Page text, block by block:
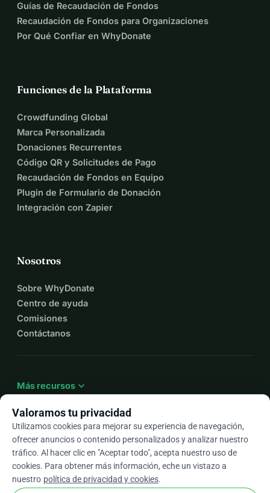
Guías de Recaudación de Fondos
Recaudación de Fondos para Organizaciones
Por Qué Confiar en WhyDonate
Funciones de la Plataforma
Crowdfunding Global
Marca Personalizada
Donaciones Recurrentes
Código QR y Solicitudes de Pago
Recaudación de Fondos en Equipo
Plugin de Formulario de Donación
Integración con Zapier
Nosotros
Sobre WhyDonate
Centro de ayuda
Comisiones
Contáctanos
Más recursos expand_more
Esarrow_drop_down
★★★★★4,9 / 5 según más de 500 reseñas
Valoramos tu privacidad
Utilizamos cookies para mejorar su experiencia de navegación,
ofrecer anuncios o contenido personalizados y analizar nuestro
tráfico. Al hacer clic en "Aceptar todo", acepta nuestro uso de
cookies. Para obtener más información, eche un vistazo a
nuestro política de privacidad y cookies.